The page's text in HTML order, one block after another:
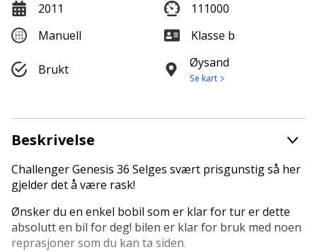
2011
111000
Manuell
Klasse b
Brukt Øysand
Se kart
Beskrivelse
Challenger Genesis 36 Selges svært prisgunstig så her
gjelder det å være rask!
Ønsker du en enkel bobil som er klar for tur er dette
absolutt en bil for deg! bilen er klar for bruk med noen
reprasjoner som du kan ta siden.